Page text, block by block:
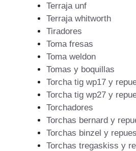
Terraja unf
Terraja whitworth
Tiradores
Toma fresas
Toma weldon
Tomas y boquillas
Torcha tig wp17 y
Torcha tig wp27 y
Torchadores
Torchas bernard y
Torchas binzel y
Torchas tregaskiss y